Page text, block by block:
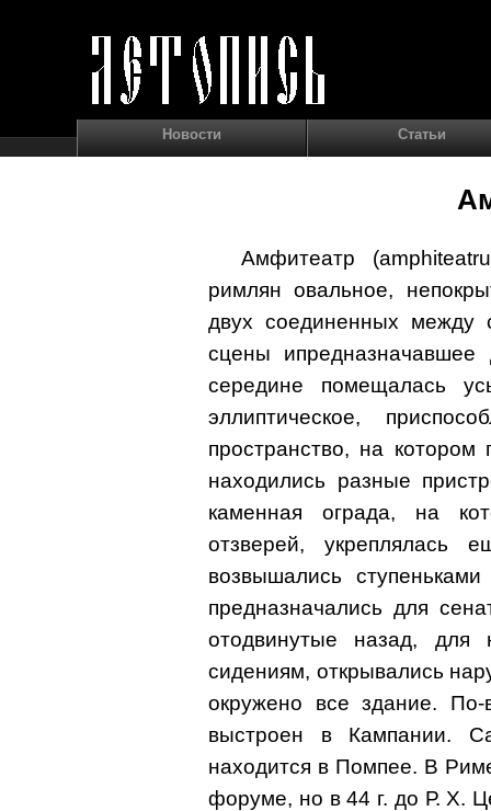
Новости Статьи
Амфитеатр
римлян овальное,
двух соединенных между
сцены
середине помещалась
эллиптическое,
пространство, на
находились разные
каменная ограда, на
отзверей, укреплялась
возвышались
предназначались для
отодвинутые назад,
сидениям, открывались
окружено все здание.
выстроен в Кампании.
находится в Помпее. В
форуме, но в 44 г. до Р. X.